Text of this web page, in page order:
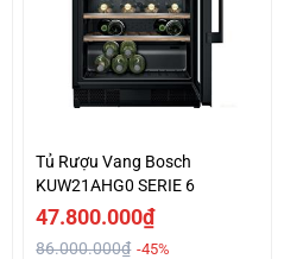
Tủ Rượu Vang Bosch
KUW21AHG0 SERIE 6
47.800.000₫
86.000.000₫ -45%